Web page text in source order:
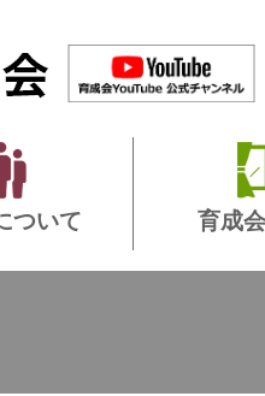
ついて 育成